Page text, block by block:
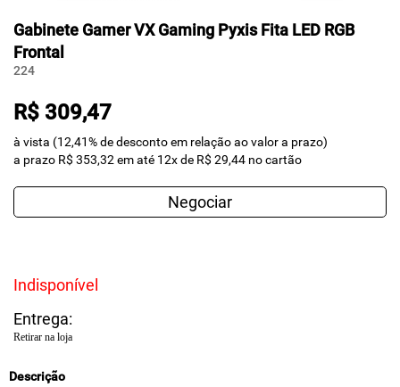
Gabinete Gamer VX Gaming Pyxis Fita LED RGB
Frontal
224
R$ 309,47
à vista (12,41% de desconto em relação ao valor a prazo)
a prazo R$ 353,32 em até 12x de R$ 29,44 no cartão
Negociar
Indisponível
Entrega:
Retirar na loja
Descrição